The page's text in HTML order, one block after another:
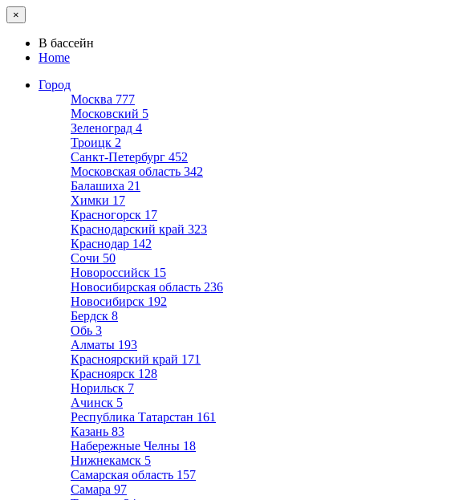
×
В бассейн
Home
Город
Москва 777
Московский 5
Зеленоград 4
Троицк 2
Санкт-Петербург 452
Московская область 342
Балашиха 21
Химки 17
Красногорск 17
Краснодарский край 323
Краснодар 142
Сочи 50
Новороссийск 15
Новосибирская область 236
Новосибирск 192
Бердск 8
Обь 3
Алматы 193
Красноярский край 171
Красноярск 128
Норильск 7
Ачинск 5
Республика Татарстан 161
Казань 83
Набережные Челны 18
Нижнекамск 5
Самарская область 157
Самара 97